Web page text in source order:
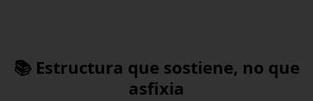
📚 Estructura que sostiene, no que
asfixia